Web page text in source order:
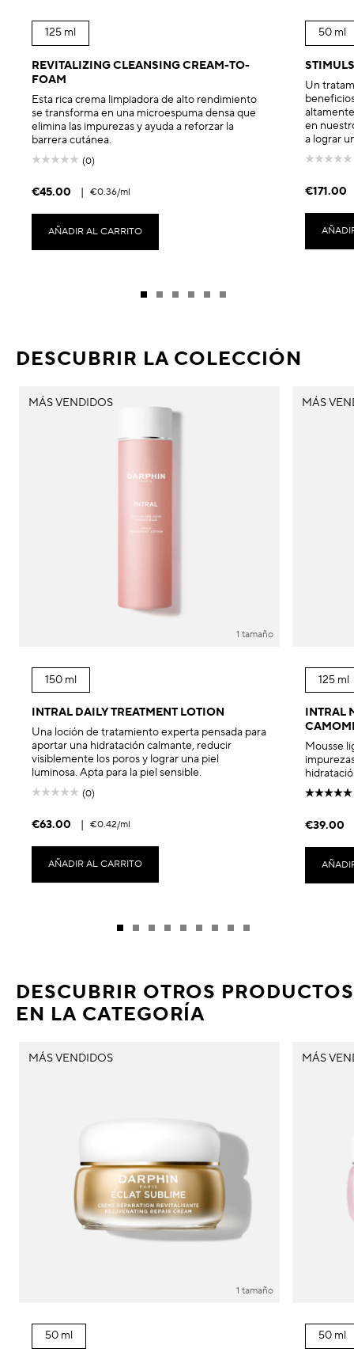
125 ml
REVITALIZING CLEANSING CREAM-TO-
FOAM
Esta rica crema limpiadora de alto rendimiento
se transforma en una microespuma densa que
elimina las impurezas y ayuda a reforzar la
barrera cutánea.
(0)
€45.00 | €0.36/ml
AÑADIR AL CARRITO
50 ml
Un
en
a lograr
€171.00
DESCUBRIR LA COLECCIÓN
MÁS VENDIDOS
1 tamaño
150 ml
INTRAL DAILY TREATMENT LOTION
Una loción de tratamiento experta pensada para
aportar una hidratación calmante, reducir
visiblemente los poros y lograr una piel
luminosa. Apta para la piel sensible.
(0)
€63.00 | €0.42/ml
AÑADIR AL CARRITO
MÁS
125 ml
INTRAL
Mousse
€39.00
DESCUBRIR OTROS PRODUCTOS
EN LA CATEGORÍA
MÁS VENDIDOS
1 tamaño
50 ml
MÁS
50 ml